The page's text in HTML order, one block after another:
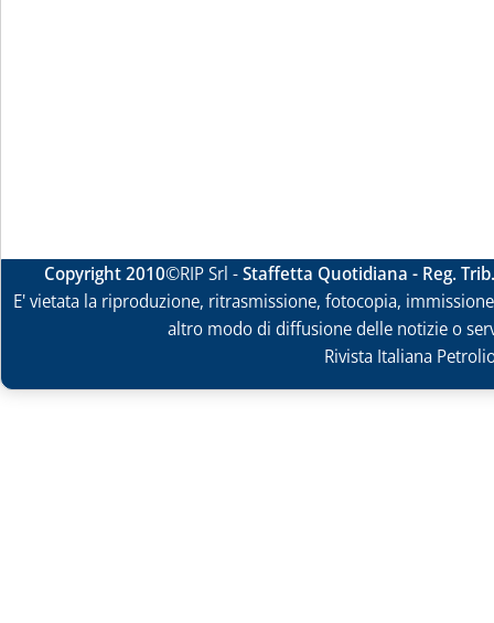
Copyright 2010©RIP Srl -Staffetta Quotidiana - Reg.
E' vietata la riproduzione, ritrasmissione, fotocopia,
altro modo di diffusione delle notizie o
Rivista Italiana